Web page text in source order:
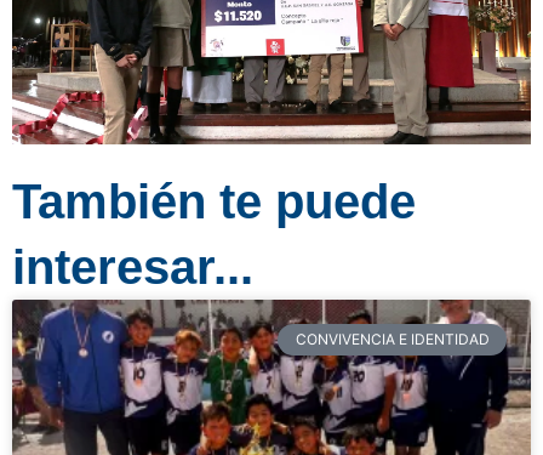
También te puede
interesar...
CONVIVENCIA E IDENTIDAD